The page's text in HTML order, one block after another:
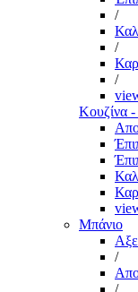
/
/
/
Κουζίνα -
Μπάνιο
/
/